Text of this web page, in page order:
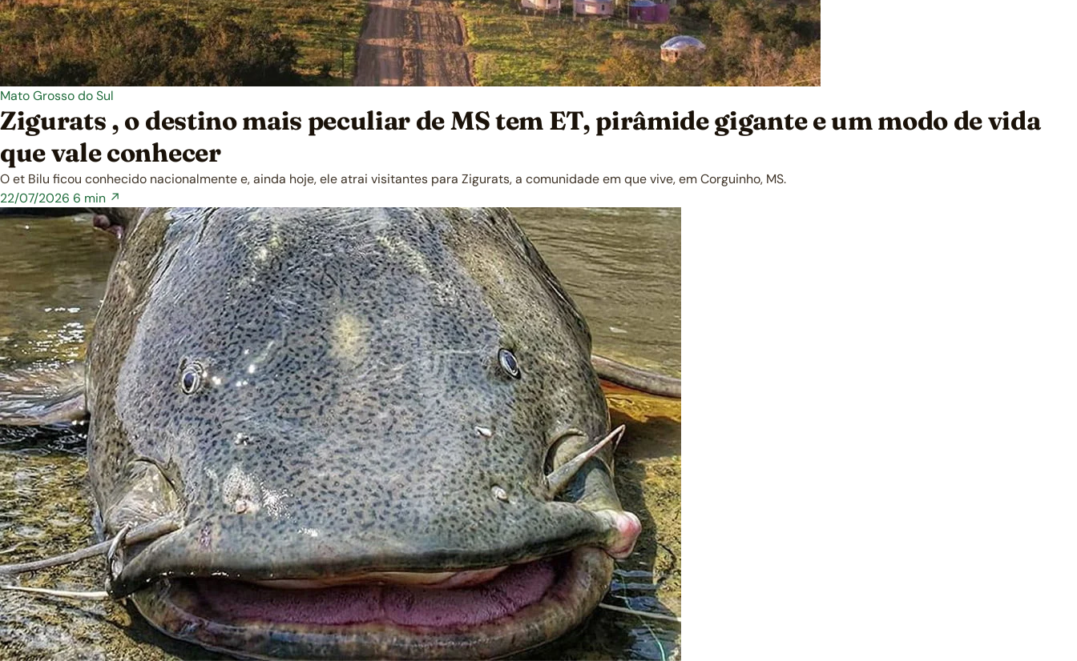
Mato Grosso do Sul
Zigurats , o destino mais peculiar de MS tem ET, pirâmide gigante e um modo de vida
que vale conhecer
O et Bilu ficou conhecido nacionalmente e, ainda hoje, ele atrai visitantes para Zigurats, a comunidade em que vive, em Corguinho, MS.
22/07/2026 6 min ↗